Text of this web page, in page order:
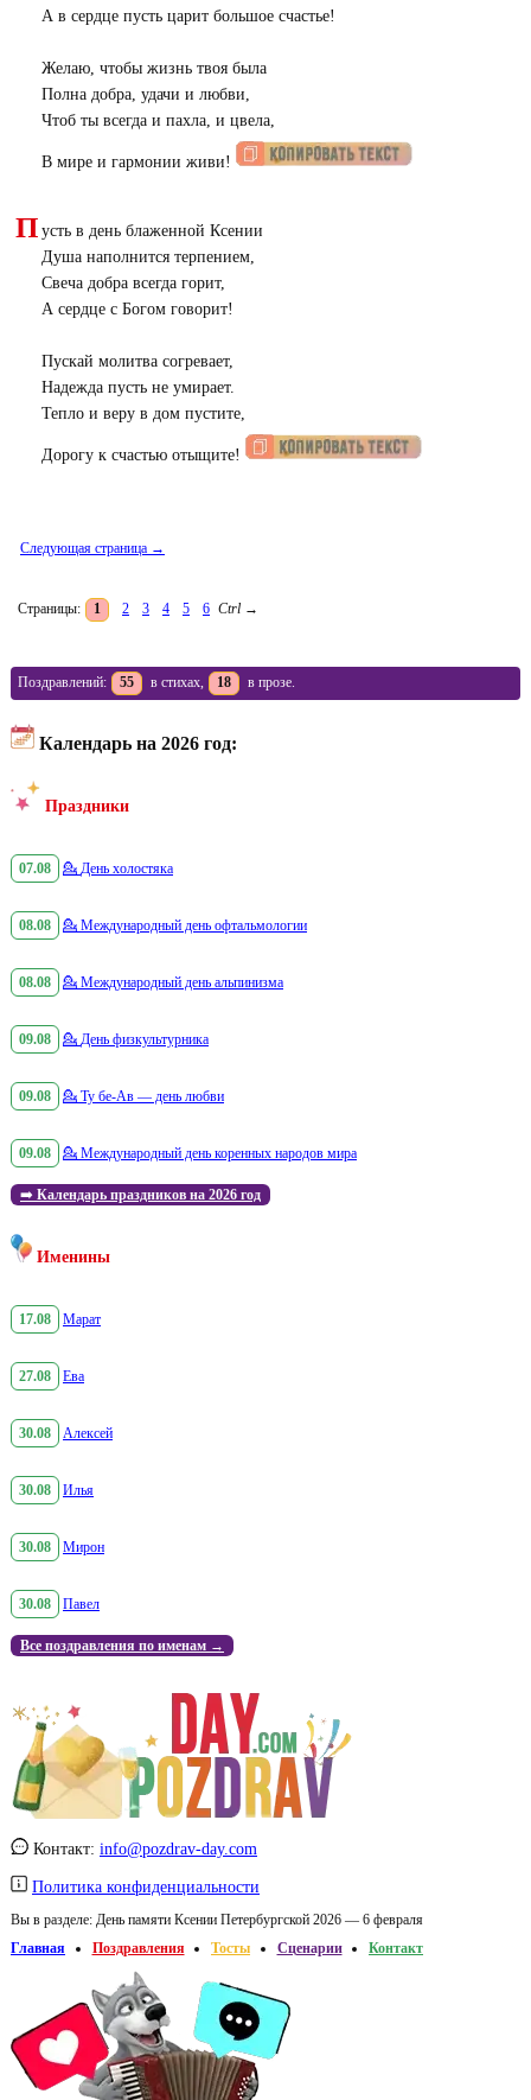
А в сердце пусть царит большое счастье!
Желаю, чтобы жизнь твоя была
Полна добра, удачи и любви,
Чтоб ты всегда и пахла, и цвела,
В мире и гармонии живи!
П усть в день блаженной Ксении
Душа наполнится терпением,
Свеча добра всегда горит,
А сердце с Богом говорит!
Пускай молитва согревает,
Надежда пусть не умирает.
Тепло и веру в дом пустите,
Дорогу к счастью отыщите!
Следующая страница →
Страницы: 1 2 3 4 5 6 Ctrl →
Поздравлений: 55 в стихах, 18 в прозе.
Календарь на 2026 год:
Праздники
07.08 💁 День холостяка
08.08 💁 Международный день офтальмологии
08.08 💁 Международный день альпинизма
09.08 💁 День физкультурника
09.08 💁 Ту бе-Ав — день любви
09.08 💁 Международный день коренных народов мира
➡️ Календарь праздников на 2026 год
Именины
17.08 Марат
27.08 Ева
30.08 Алексей
30.08 Илья
30.08 Мирон
30.08 Павел
Все поздравления по именам →
Контакт: info@pozdrav-day.com
Политика конфиденциальности
Вы в разделе: День памяти Ксении Петербургской 2026 — 6 февраля
Главная
Поздравления Тосты Сценарии Контакт